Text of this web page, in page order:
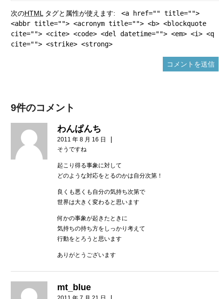
次のHTML タグと属性が使えます:
<a href="" title="">
<abbr title=""> <acronym title=""> <b> <blockquote
cite=""> <cite> <code> <del datetime=""> <em> <i> <q
cite=""> <strike> <strong>
9件のコメント
わんぱんち
2011 年 8 月 16 日 |
そうですね
起こり得る事象に対して
どのような対応をとるのかは自分次第！
良くも悪くも自分の気持ち次第で
世界は大きく変わると思います
何かの事象が起きたときに
気持ちの持ち方をしっかり考えて
行動をとろうと思います
ありがとうございます
mt_blue
|